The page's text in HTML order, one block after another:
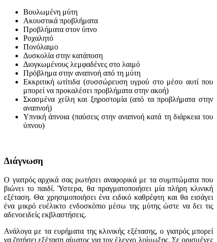
Βουλωμένη μύτη
Ακουστικά προβλήματα
Προβλήματα στον ύπνο
Ροχαλητό
Πονόλαιμο
Δυσκολία στην κατάποση
Διογκωμένους λεμφαδένες στο λαιμό
Πρόβλημα στην αναπνοή από τη μύτη
Εκκριτική ωτίτιδα (συσσώρευση υγρού στο μέσο αυτί που
μπορεί να προκαλέσει προβλήματα στην ακοή)
Σκασμένα χείλη και ξηροστομία (από τα προβλήματα στην
αναπνοή)
Υπνική άπνοια (παύσεις στην αναπνοή κατά τη διάρκεια του
ύπνου)
Διάγνωση
Ο γιατρός αρχικά σας ρωτήσει αναφορικά με τα συμπτώματα που
βιώνει το παιδί. Ύστερα, θα πραγματοποιήσει μία πλήρη κλινική
εξέταση. Θα χρησιμοποιήσει ένα ειδικό καθρέφτη και θα εισάγει
ένα μικρό ευέλικτο ενδοσκόπιο μέσω της μύτης ώστε να δει τις
αδενοειδείς εκβλαστήσεις.
Ανάλογα με τα ευρήματα της κλινικής εξέτασης, ο γιατρός μπορεί
να ζητήσει εξέταση αίματος για τον έλεγχο λοίμωξης. Σε ορισμένες